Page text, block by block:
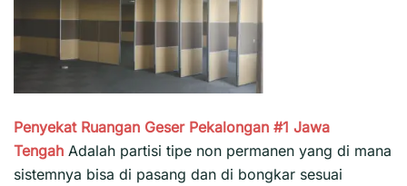
Penyekat Ruangan Geser Pekalongan #1 Jawa
Tengah Adalah partisi tipe non permanen yang di mana
sistemnya bisa di pasang dan di bongkar sesuai